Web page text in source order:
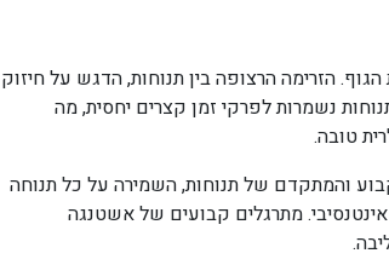
הזרימה הרצופה בין תנוחות, הדגש על חיזוק
נשמרות לפרקי זמן קצרים יחסית, מה
טובה.
והמתקדם של תנוחות, השמירה על כל תנוחה
מתרגלים קבועים של אשטנגה